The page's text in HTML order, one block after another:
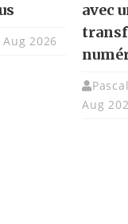
Aug 2026
avec
Aug